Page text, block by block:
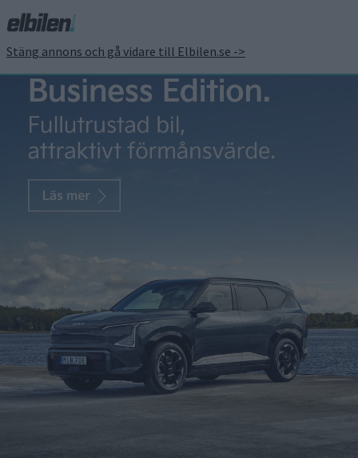
Stäng annons och gå vidare till Elbilen.se ->
Studie: Snabbare
övergång till eldrift kan
rädda 8 800 000 liv
Fredrik Sandberg